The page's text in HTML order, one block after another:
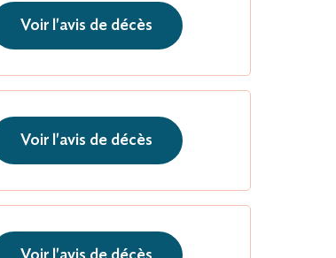
Voir l'avis de décès
Voir l'avis de décès